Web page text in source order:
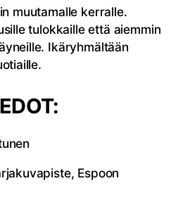
muutamalle kerralle.
tulokkaille että aiemmin
Ikäryhmältään
Espoon